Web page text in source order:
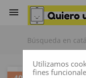

Utilizamos
fines